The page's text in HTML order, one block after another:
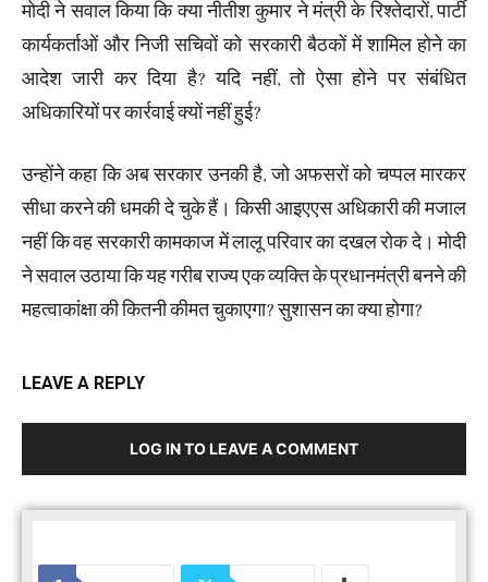
मोदी ने सवाल किया कि क्या नीतीश कुमार ने मंत्री के रिश्तेदारों, पार्टी
कार्यकर्ताओं और निजी सचिवों को सरकारी बैठकों में शामिल होने का
आदेश जारी कर दिया है? यदि नहीं, तो ऐसा होने पर संबंधित
अधिकारियों पर कार्रवाई क्यों नहीं हुई?
उन्होंने कहा कि अब सरकार उनकी है, जो अफसरों को चप्पल मारकर
सीधा करने की धमकी दे चुके हैं। किसी आइएएस अधिकारी की मजाल
नहीं कि वह सरकारी कामकाज में लालू परिवार का दखल रोक दे। मोदी
ने सवाल उठाया कि यह गरीब राज्य एक व्यक्ति के प्रधानमंत्री बनने की
महत्वाकांक्षा की कितनी कीमत चुकाएगा? सुशासन का क्या होगा?
LEAVE A REPLY
LOG IN TO LEAVE A COMMENT